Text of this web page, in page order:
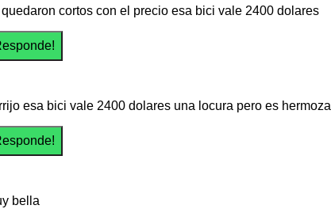
cortos con el precio esa bici vale 2400 dolares
esa bici vale 2400 dolares una locura pero es hermoza
bella